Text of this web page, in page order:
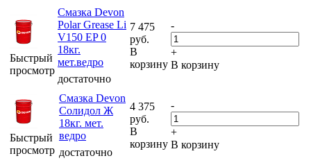
Быстрый
просмотр
Смазка Devon
Polar Grease Li
V150 EP 0
18кг.
мет.ведро
достаточно
7 475
руб.
В
корзину
-
+
В корзину
Быстрый
просмотр
Смазка Devon
Солидол Ж
18кг. мет.
ведро
достаточно
4 375
руб.
В
корзину
-
+
В корзину